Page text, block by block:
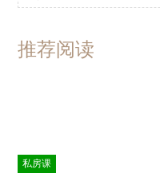
推荐阅读
私房课